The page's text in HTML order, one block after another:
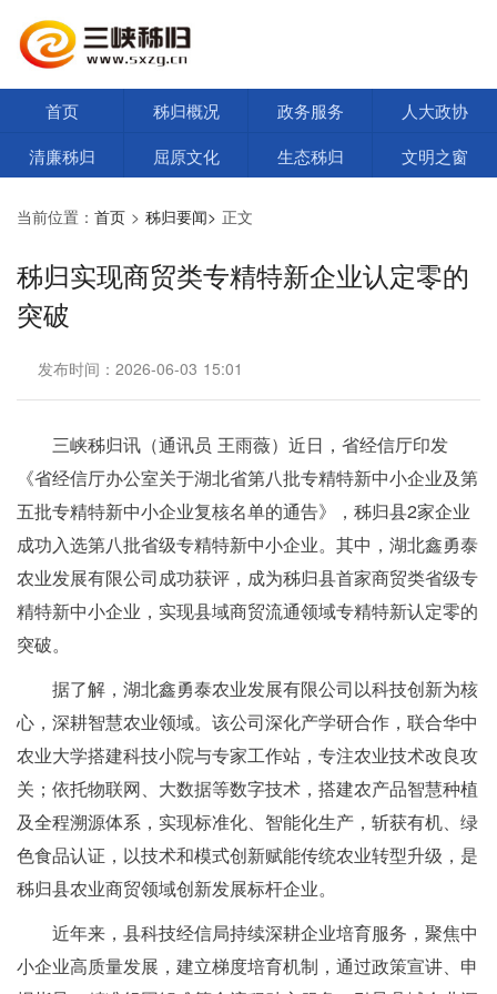
首页 秭归概况 政务服务
人大政协
清廉秭归
屈原文化 生态秭归 文明之窗
当前位置： 首页 > 秭归要闻> 正文
秭归实现商贸类专精特新企业认定零的
突破
发布时间：2026-06-03 15:01
三峡秭归讯（通讯员 王雨薇）近日，省经信厅印发
《省经信厅办公室关于湖北省第八批专精特新中小企业及第
五批专精特新中小企业复核名单的通告》，秭归县2家企业
成功入选第八批省级专精特新中小企业。其中，湖北鑫勇泰
农业发展有限公司成功获评，成为秭归县首家商贸类省级专
精特新中小企业，实现县域商贸流通领域专精特新认定零的
突破。
据了解，湖北鑫勇泰农业发展有限公司以科技创新为核
心，深耕智慧农业领域。该公司深化产学研合作，联合华中
农业大学搭建科技小院与专家工作站，专注农业技术改良攻
关；依托物联网、大数据等数字技术，搭建农产品智慧种植
及全程溯源体系，实现标准化、智能化生产，斩获有机、绿
色食品认证，以技术和模式创新赋能传统农业转型升级，是
秭归县农业商贸领域创新发展标杆企业。
近年来，县科技经信局持续深耕企业培育服务，聚焦中
小企业高质量发展，建立梯度培育机制，通过政策宣讲、申